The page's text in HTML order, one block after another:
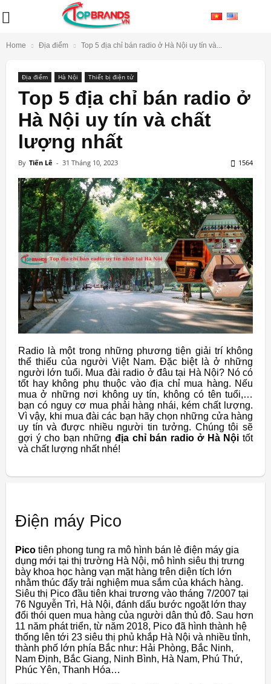
Home Địa điểm Top 5 địa chỉ bán radio ở Hà Nội uy tín và...
Địa điểm Hà Nội Thiết bị điện tử
Top 5 địa chỉ bán radio ở
Hà Nội uy tín và chất
lượng nhất
By Tiến Lê - 31 Tháng 10, 2023 1564
Radio là một trong những phương tiện giải trí không
thể thiếu của người Việt Nam. Đặc biệt là ở những
người lớn tuổi. Mua đài radio ở đâu tại Hà Nội? Nó có
tốt hay không phụ thuộc vào địa chỉ mua hàng. Nếu
mua ở những nơi không uy tín, không có tên tuổi,…
bạn có nguy cơ mua phải hàng nhái, kém chất lượng.
Vì vậy, khi mua đài các bạn hãy chọn những cửa hàng
uy tín và được nhiều người tin tưởng. Chúng tôi sẽ
gợi ý cho bạn những địa chỉ bán radio ở Hà Nội tốt
và chất lượng nhất nhé!
Điện máy Pico
Pico tiên phong tung ra mô hình bán lẻ điện máy gia
dụng mới tại thị trường Hà Nội, mô hình siêu thị trưng
bày khoa học hàng vạn mặt hàng trên diện tích lớn
nhằm thúc đẩy trải nghiệm mua sắm của khách hàng.
Siêu thị Pico đầu tiên khai trương vào tháng 7/2007 tại
76 Nguyễn Trì, Hà Nội, đánh dấu bước ngoặt lớn thay
đổi thói quen mua hàng của người dân thủ đô. Sau hơn
11 năm phát triển, từ năm 2018, Pico đã hình thành hệ
thống lên tới 23 siêu thị phủ khắp Hà Nội và nhiều tỉnh,
thành phố lớn phía Bắc như: Hải Phòng, Bắc Ninh,
Nam Định, Bắc Giang, Ninh Bình, Hà Nam, Phú Thứ,
Phúc Yên, Thanh Hóa…